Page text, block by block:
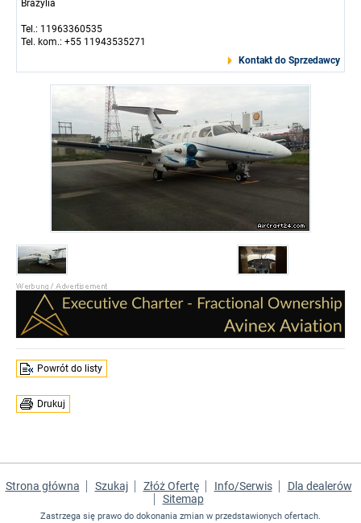
Brazylia
Tel.: 11963360535
Tel. kom.: +55 11943535271
Kontakt do Sprzedawcy
Powrót do listy
Drukuj
Strona główna Szukaj Złóż Ofertę Info/Serwis
Dla dealerów
Sitemap
Zastrzega się prawo do dokonania zmian w przedstawionych ofertach.